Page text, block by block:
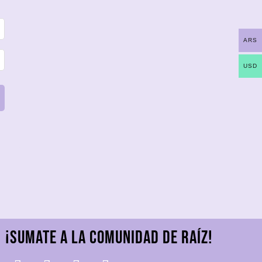
¡Sumate a la comunidad De Raíz!
ARS
USD